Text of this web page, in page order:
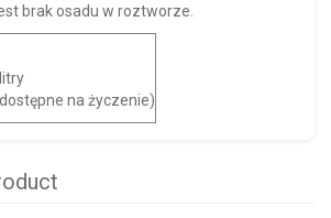
brak osadu w roztworze.
litry
na życzenie)